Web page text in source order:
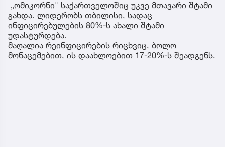
„ომიკორნი" საქართველოშიც უკვე მთავარი შტამი
გახდა. ლიდერობს თბილისი, სადაც
ინფიცირებულების 80%-ს ახალი შტამი
უდასტურდება.
მაღალია რეინფიცირების რიცხვიც, ბოლო
მონაცემებით, ის დაახლოებით 17-20%-ს შეადგენს.